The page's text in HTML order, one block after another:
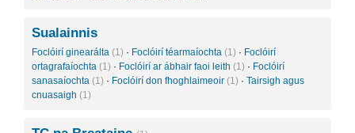
Sualainnis
Foclóirí ginearálta (1) · Foclóirí téarmaíochta (1) · Foclóirí
ortagrafaíochta (1) · Foclóirí ar ábhair faoi leith (1) · Foclóirí
sanasaíochta (1) · Foclóirí don fhoghlaimeoir (1) · Tairsigh agus
cnuasaigh (1)